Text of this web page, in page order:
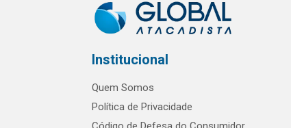
Institucional
Quem Somos
Política de Privacidade